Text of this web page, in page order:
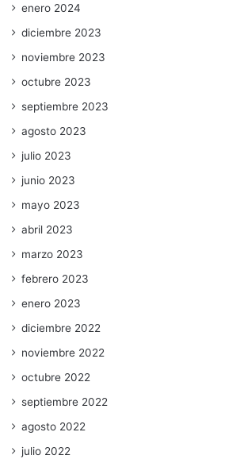
enero 2024
diciembre 2023
noviembre 2023
octubre 2023
septiembre 2023
agosto 2023
julio 2023
junio 2023
mayo 2023
abril 2023
marzo 2023
febrero 2023
enero 2023
diciembre 2022
noviembre 2022
octubre 2022
septiembre 2022
agosto 2022
julio 2022